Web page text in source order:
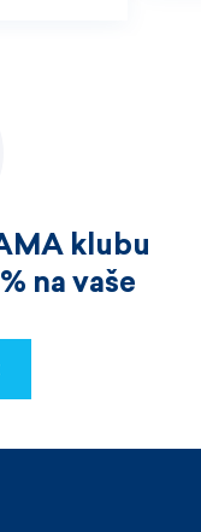
klubu
na vaše